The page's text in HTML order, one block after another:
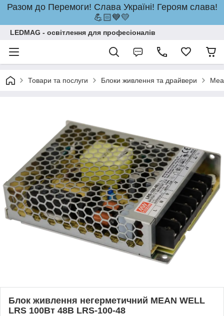
Разом до Перемоги! Слава Україні! Героям слава!
💪🏻💙💛
LEDMAG - освітлення для професіоналів
Товари та послуги Блоки живлення та драйвери
Блок живлення негерметичний MEAN WELL
LRS 100Вт 48В LRS-100-48